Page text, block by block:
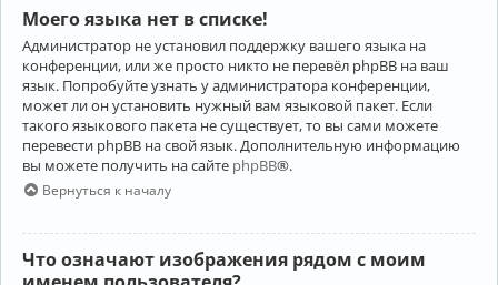
Моего языка нет в списке!
Администратор не установил поддержку вашего языка на
конференции, или же просто никто не перевёл phpBB на ваш
язык. Попробуйте узнать у администратора конференции,
может ли он установить нужный вам языковой пакет. Если
такого языкового пакета не существует, то вы сами можете
перевести phpBB на свой язык. Дополнительную информацию
вы можете получить на сайте phpBB®.
Вернуться к началу
Что означают изображения рядом с моим